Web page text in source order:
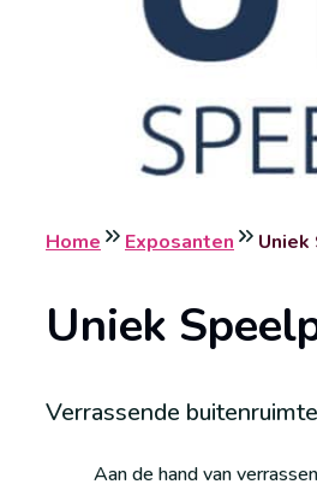
Home Exposanten
Uniek
Verrassende
Aan de hand van